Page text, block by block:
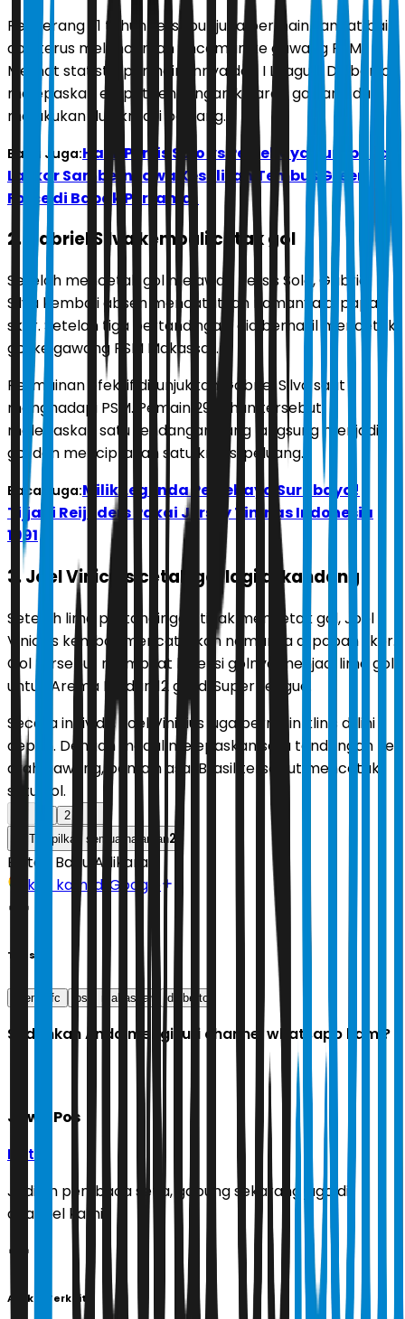
Penyerang 31 tahun tersebut juga bermain sangat baik
dan terus melancarkan ancaman ke gawang PSM.
Melihat statistik permainannya dari I League, Dalberto
melepaskan empat tendangan ke arah gawang dan
melakukan dua kreasi peluang.
Baca Juga:Hasil Persis Solo vs Persebaya Surabaya:
Laskar Sambernyawa Kesulitan Tembus Green
Force di Babak Pertama!
2. Gabriel Silva kembali cetak gol
Setelah mencetak gol melawan Persis Solo, Gabriel
Silva kembali absen mencatatkan namanya di papan
skor. Setelah tiga pertandingan, dia berhasil mencetak
gol ke gawang PSM Makassar.
Permainan efektif ditunjukkan Gabriel Silva saat
menghadapi PSM. Pemain 29 tahun tersebut
melepaskan satu tendangan yang langsung menjadi
gol dan menciptakan satu kreasi peluang.
Baca Juga:Milik Legenda Persebaya Surabaya!
Tijjani Reijnders Pakai Jersey Timnas Indonesia
1991
3. Joel Vinicius cetak gol lagi di kandang
Setelah lima pertandingan tidak mencetak gol, Joel
Vinicius kembali mencatatkan namanya di papan skor.
Gol tersebut membuat koleksi golnya menjadi lima gol
untuk Arema FC dan 12 gol di Super League.
Secara individu, Joel Vinicius juga bermain klinis di lini
depan. Dengan modal melepaskan satu tendangan ke
arah gawang, pemain asal Brasil tersebut mencetak
satu gol.
2
Tampilkan semua halaman2
Editor: Banu Adikara
Ikuti kami di Google
Tags
arema fc psm makassar dalberto
Sudahkah Anda mengikuti channel whatsapp kami?
Jawa Pos
Ikuti
Jadilah pembaca setia, gabung sekarang juga di
channel kami!
Artikel Terkait